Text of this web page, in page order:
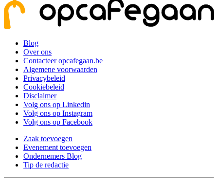
Blog
Over ons
Contacteer opcafegaan.be
Algemene voorwaarden
Privacybeleid
Cookiebeleid
Disclaimer
Volg ons op Linkedin
Volg ons op Instagram
Volg ons op Facebook
Zaak toevoegen
Evenement toevoegen
Ondernemers Blog
Tip de redactie